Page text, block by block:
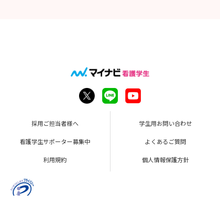
採用ご担当者様へ 学生用お問い合わせ
看護学生サポーター募集中 よくあるご質問
利用規約 個人情報保護方針